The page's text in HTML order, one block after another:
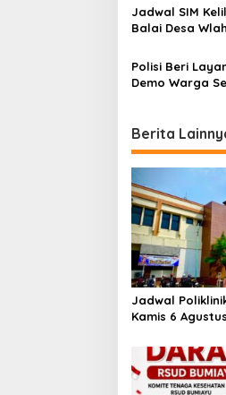
a
t
i
o
Jadwal SIM
Balai Desa
Polisi Beri
Demo Warga
Berita
Jadwal
Kamis 6
Berkunjung